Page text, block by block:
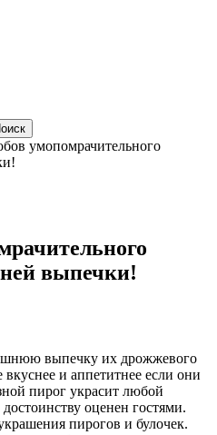
умопомрачительного
выпечки!
выпечку их дрожжевого
и аппетитнее если они
пирог украсит любой
оценен гостями.
пирогов и булочек.